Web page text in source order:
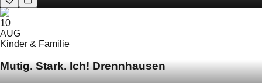
10
AUG
Kinder & Familie
Mutig. Stark. Ich! Drennhausen